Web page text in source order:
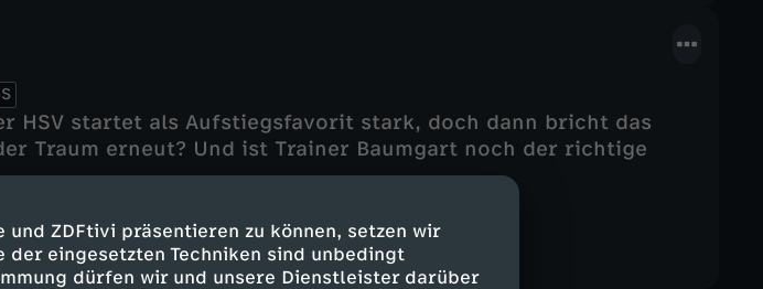
und ZDFtivi präsentieren zu können, setzen wir
eingesetzten Techniken sind unbedingt
dürfen wir und unsere Dienstleister darüber
HSV startet als Aufstiegsfavorit stark, doch dann bricht das
Traum erneut? Und ist Trainer Baumgart noch der richtige